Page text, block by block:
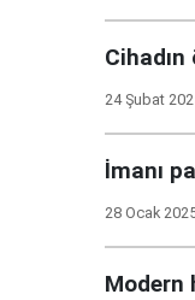
24 Şubat
İmanı
28 Ocak
Modern